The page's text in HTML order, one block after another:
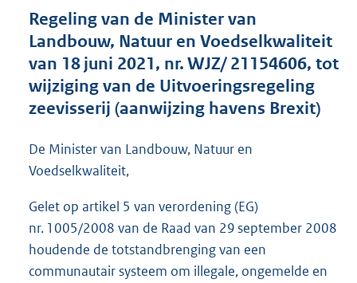
d
s
g
o
o
t
0
0
K
b
Regeling van de Minister van
Landbouw, Natuur en Voedselkwaliteit
van 18 juni 2021, nr. WJZ/ 21154606, tot
wijziging van de Uitvoeringsregeling
zeevisserij (aanwijzing havens Brexit)
De Minister van Landbouw, Natuur en
Voedselkwaliteit,
Gelet op artikel 5 van verordening (EG)
nr. 1005/2008 van de Raad van 29 september 2008
houdende de totstandbrenging van een
communautair systeem om illegale, ongemelde en